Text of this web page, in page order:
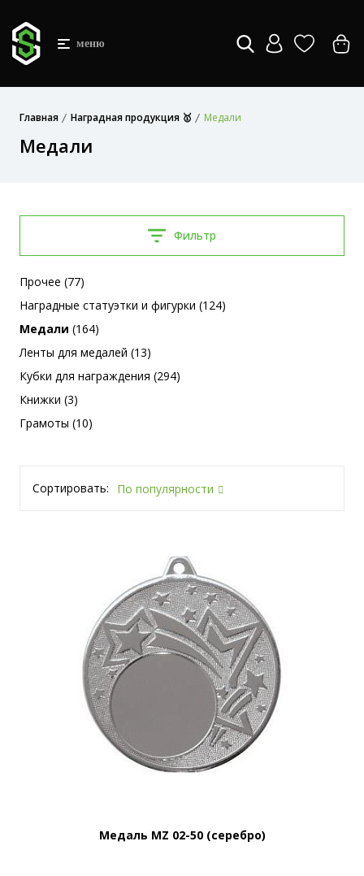
меню
Главная Наградная продукция 🥇 Медали
Медали
Фильтр
Прочее (77)
Наградные статуэтки и фигурки (124)
Медали (164)
Ленты для медалей (13)
Кубки для награждения (294)
Книжки (3)
Грамоты (10)
Сортировать: По популярности
Медаль MZ 02-50 (серебро)